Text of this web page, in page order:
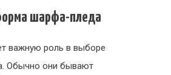
шарфа-пледа
важную роль в выборе
Обычно они бывают